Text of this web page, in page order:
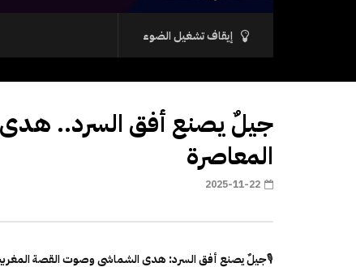
إيقاف تشغيل الضوء
جيلٌ يصنع أفق السرد..
المعاصرة
2025-11-22
🎙جيلٌ يصنع أفق السرد: هدى الشماشي وصوت القصة